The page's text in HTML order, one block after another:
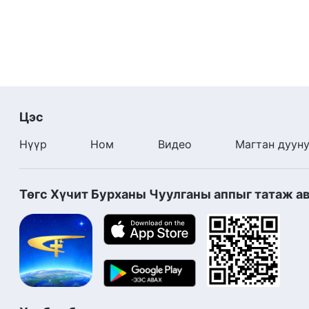
аргыг хэрэглэн хүн бүрийн зүрхийг дулаацуулж,
үнэн
Цэс
Нүүр Ном Видео Магтан
Төгс Хүчит Бурханы Чуулганы аппыг татаж